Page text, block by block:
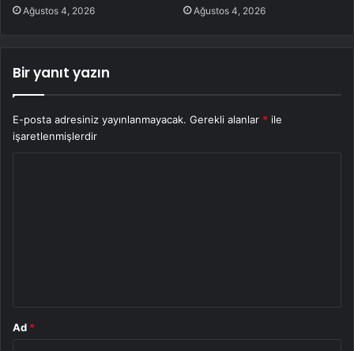
Ağustos 4, 2026 Ağustos 4, 2026
Bir yanıt yazın
E-posta adresiniz yayınlanmayacak. Gerekli alanlar * ile
işaretlenmişlerdir
Ad *